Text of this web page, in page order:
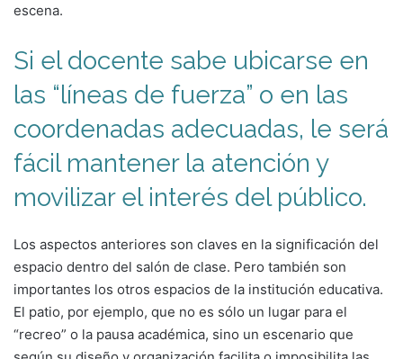
escena.
Si el docente sabe ubicarse en
las “líneas de fuerza” o en las
coordenadas adecuadas, le será
fácil mantener la atención y
movilizar el interés del público.
Los aspectos anteriores son claves en la significación del
espacio dentro del salón de clase. Pero también son
importantes los otros espacios de la institución educativa.
El patio, por ejemplo, que no es sólo un lugar para el
“recreo” o la pausa académica, sino un escenario que